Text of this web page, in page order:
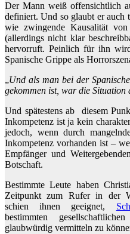
Der Mann weiß offensichtlich
definiert. Und so glaubt er auch
wie zwingende Kausalität
(allerdings nicht klar
hervorruft. Peinlich für ihn
Spanische Grippe als
„Und als man bei der
gekommen ist, war die Situation
Und spätestens ab diesem
Inkompetenz ist ja kein
jedoch, wenn durch
Inkompetenz vorhanden ist –
Empfänger und
Botschaft.
Bestimmte Leute haben
Zeitpunkt zum Rufer in der
schien ihnen geeignet,
bestimmten
glaubwürdig vermitteln zu